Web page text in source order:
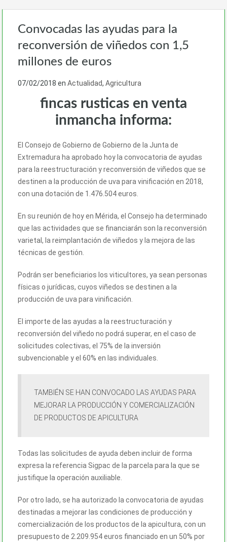
Convocadas las ayudas para la
reconversión de viñedos con 1,5
millones de euros
07/02/2018 en Actualidad, Agricultura
fincas rusticas en venta
inmancha informa:
El Consejo de Gobierno de Gobierno de la Junta de
Extremadura ha aprobado hoy la convocatoria de ayudas
para la reestructuración y reconversión de viñedos que se
destinen a la producción de uva para vinificación en 2018,
con una dotación de 1.476.504 euros.
En su reunión de hoy en Mérida, el Consejo ha determinado
que las actividades que se financiarán son la reconversión
varietal, la reimplantación de viñedos y la mejora de las
técnicas de gestión.
Podrán ser beneficiarios los viticultores, ya sean personas
físicas o jurídicas, cuyos viñedos se destinen a la
producción de uva para vinificación.
El importe de las ayudas a la reestructuración y
reconversión del viñedo no podrá superar, en el caso de
solicitudes colectivas, el 75% de la inversión
subvencionable y el 60% en las individuales.
TAMBIÉN SE HAN CONVOCADO LAS AYUDAS PARA
MEJORAR LA PRODUCCIÓN Y COMERCIALIZACIÓN
DE PRODUCTOS DE APICULTURA
Todas las solicitudes de ayuda deben incluir de forma
expresa la referencia Sigpac de la parcela para la que se
justifique la operación auxiliable.
Por otro lado, se ha autorizado la convocatoria de ayudas
destinadas a mejorar las condiciones de producción y
comercialización de los productos de la apicultura, con un
presupuesto de 2.209.954 euros financiado en un 50% por